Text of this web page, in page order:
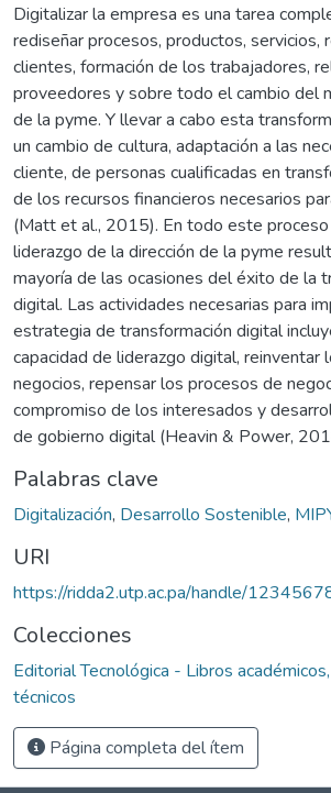
Digitalizar la empresa es una tarea
rediseñar procesos, productos, servicios,
clientes, formación de los trabajadores,
proveedores y sobre todo el cambio del
de la pyme. Y llevar a cabo esta
un cambio de cultura, adaptación a las
cliente, de personas cualificadas en
de los recursos financieros necesarios
(Matt et al., 2015). En todo este proceso
liderazgo de la dirección de la pyme
mayoría de las ocasiones del éxito de la
digital. Las actividades necesarias para
estrategia de transformación digital
capacidad de liderazgo digital, reinventar
negocios, repensar los procesos de
compromiso de los interesados y
de gobierno digital (Heavin & Power,
Palabras clave
Digitalización, Desarrollo Sostenible,
URI
https://ridda2.utp.ac.pa/handle/
Colecciones
Editorial Tecnológica - Libros
técnicos
Página completa del ítem